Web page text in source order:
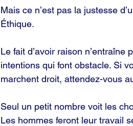
Mais ce n’est pas la justesse
Éthique.
Le fait d’avoir raison n’entraîne
intentions qui font obstacle. Si
marchent droit, attendez-vous
Seul un petit nombre voit les
Les hommes feront leur travail